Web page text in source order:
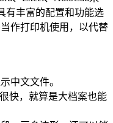
有丰富的配置和功能选
作打印机使用，以代替
中文文件。
快，就算是大档案也能